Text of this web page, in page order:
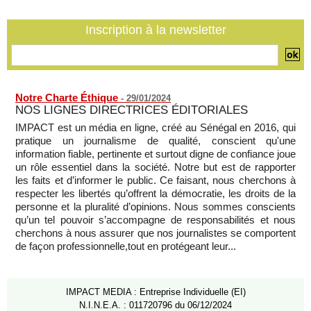
en Palestine occupée
Inscription à la newsletter
Notre Charte Éthique - 29/01/2024
NOS LIGNES DIRECTRICES ÉDITORIALES
IMPACT est un média en ligne, créé au Sénégal en 2016, qui
pratique un journalisme de qualité, conscient qu'une
information fiable, pertinente et surtout digne de confiance joue
un rôle essentiel dans la société. Notre but est de rapporter
les faits et d’informer le public. Ce faisant, nous cherchons à
respecter les libertés qu’offrent la démocratie, les droits de la
personne et la pluralité d’opinions. Nous sommes conscients
qu’un tel pouvoir s’accompagne de responsabilités et nous
cherchons à nous assurer que nos journalistes se comportent
de façon professionnelle,tout en protégeant leur...
IMPACT MEDIA : Entreprise Individuelle (EI)
N.I.N.E.A. : 011720796 du 06/12/2024